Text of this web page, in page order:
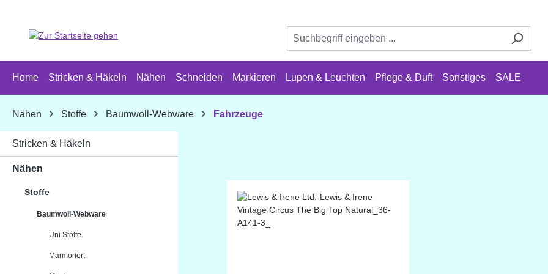
Home Stricken & Häkeln Nähen Schneiden Markieren Lupen & Leuchten Pflege & Duft Sonstiges SALE
Nähen Stoffe Baumwoll-Webware Fahrzeuge
Stricken & Häkeln
Nähen
Stoffe
Baumwoll-Webware
Uni Stoffe
Marmoriert